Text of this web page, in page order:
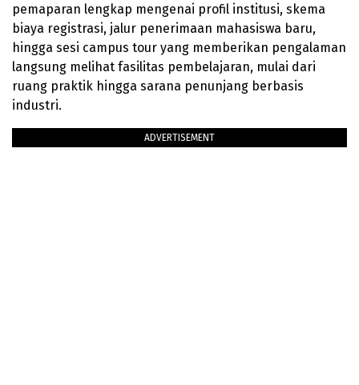
pemaparan lengkap mengenai profil institusi, skema
biaya registrasi, jalur penerimaan mahasiswa baru,
hingga sesi campus tour yang memberikan pengalaman
langsung melihat fasilitas pembelajaran, mulai dari
ruang praktik hingga sarana penunjang berbasis
industri.
ADVERTISEMENT